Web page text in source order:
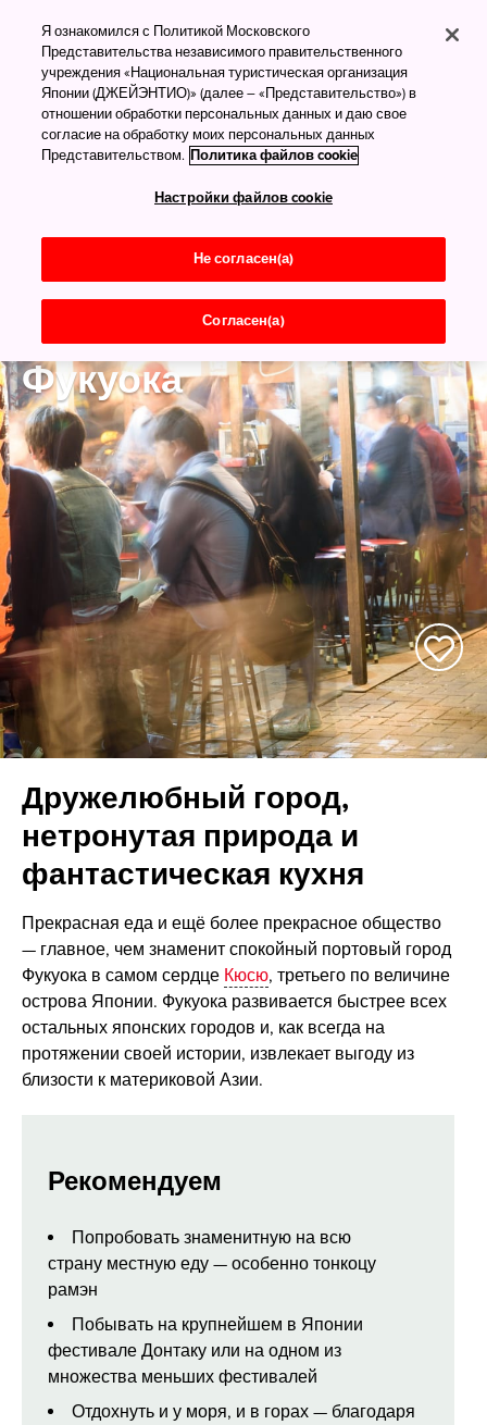
Фукуока
Фукуока
Дружелюбный город,
нетронутая природа и
фантастическая кухня
Прекрасная еда и ещё более прекрасное общество
— главное, чем знаменит спокойный портовый город
Фукуока в самом сердце Кюсю, третьего по величине
острова Японии. Фукуока развивается быстрее всех
остальных японских городов и, как всегда на
протяжении своей истории, извлекает выгоду из
близости к материковой Азии.
Рекомендуем
Попробовать знаменитную на всю
страну местную еду — особенно тонкоцу
рамэн
Побывать на крупнейшем в Японии
фестивале Донтаку или на одном из
множества меньших фестивалей
Отдохнуть и у моря, и в горах — благодаря
Я ознакомился с Политикой Московского
Представительства независимого правительственного
учреждения «Национальная туристическая организация
Японии (ДЖЕЙЭНТИО)» (далее – «Представительство») в
отношении обработки персональных данных и даю свое
согласие на обработку моих персональных данных
Представительством. Политика файлов cookie
Настройки файлов cookie
Не согласен(а)
Согласен(а)